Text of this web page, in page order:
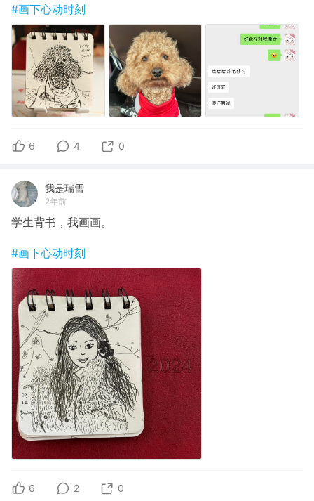
#画下心动时刻
6 4 0
我是瑞雪
2年前
学生背书，我画画。
#画下心动时刻
6 2 0